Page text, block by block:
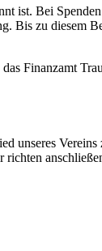
ist. Bei
Bis zu diesem
Finanzamt
unseres